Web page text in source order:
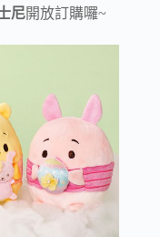
尼開放訂購囉~